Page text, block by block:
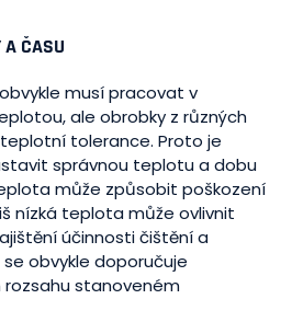
A ČASU
musí pracovat v
ale obrobky z různých
tolerance. Proto je
správnou teplotu a dobu
může způsobit poškození
nízká teplota může ovlivnit
účinnosti čištění a
obvykle doporučuje
stanoveném